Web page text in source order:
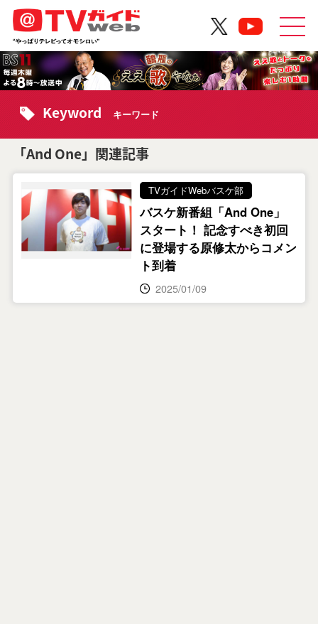
Keyword キーワード
「And One」関連記事
TVガイドWebバスケ部
バスケ新番組「And One」
スタート！ 記念すべき初回
に登場する原修太からコメン
ト到着
2025/01/09